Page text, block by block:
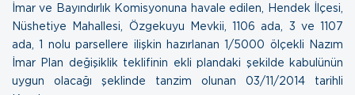
İmar ve Bayındırlık Komisyonuna havale edilen, Hendek İlçesi,
Nüshetiye Mahallesi, Özgekuyu Mevkii, 1106 ada, 3 ve 1107
ada, 1 nolu parsellere ilişkin hazırlanan 1/5000 ölçekli Nazım
İmar Plan değişiklik teklifinin ekli plandaki şekilde kabulünün
uygun olacağı şeklinde tanzim olunan 03/11/2014 tarihli